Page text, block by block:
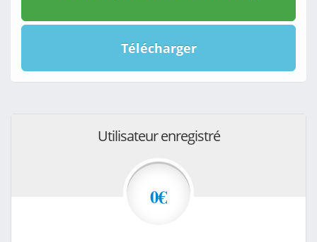
Télécharger
Utilisateur enregistré
0€